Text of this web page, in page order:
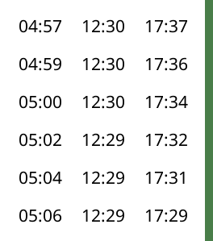
04:57 12:30 17:37
04:59 12:30 17:36
05:00 12:30 17:34
05:02 12:29 17:32
05:04 12:29 17:31
05:06 12:29 17:29